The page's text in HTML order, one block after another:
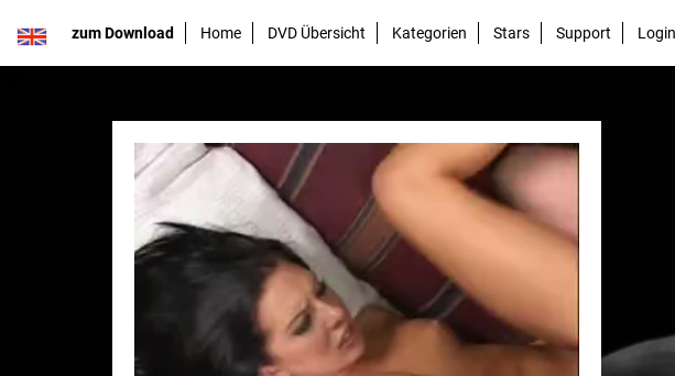
zum Download Home DVD Übersicht Kategorien Stars Support Login